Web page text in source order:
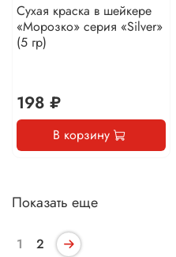
Сухая краска в шейкере
«Морозко» серия «Silver»
(5 гр)
198 ₽
В корзину
Показать еще
1 2